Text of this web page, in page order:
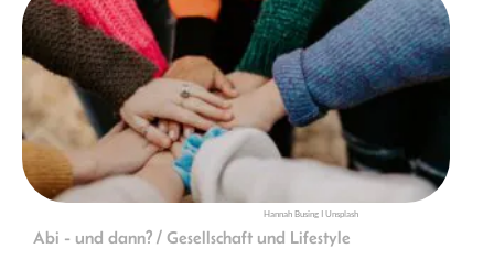
Hannah Busing I Unsplash
Abi - und dann? / Gesellschaft und Lifestyle